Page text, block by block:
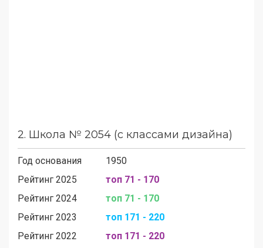
2. Школа № 2054 (с классами дизайна)
Год основания
1950
Рейтинг 2025
топ 71 - 170
Рейтинг 2024
топ 71 - 170
Рейтинг 2023
топ 171 - 220
Рейтинг 2022
топ 171 - 220